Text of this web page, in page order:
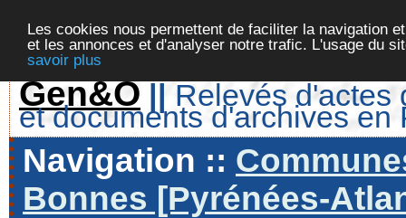
Les cookies nous permettent de faciliter la navigation
et les annonces et d'analyser notre trafic. L'usage du
savoir plus
Gen&O || Relevés d'actes
et documents d'archives en
Navigation ::
Bonnes [Pyrénées-